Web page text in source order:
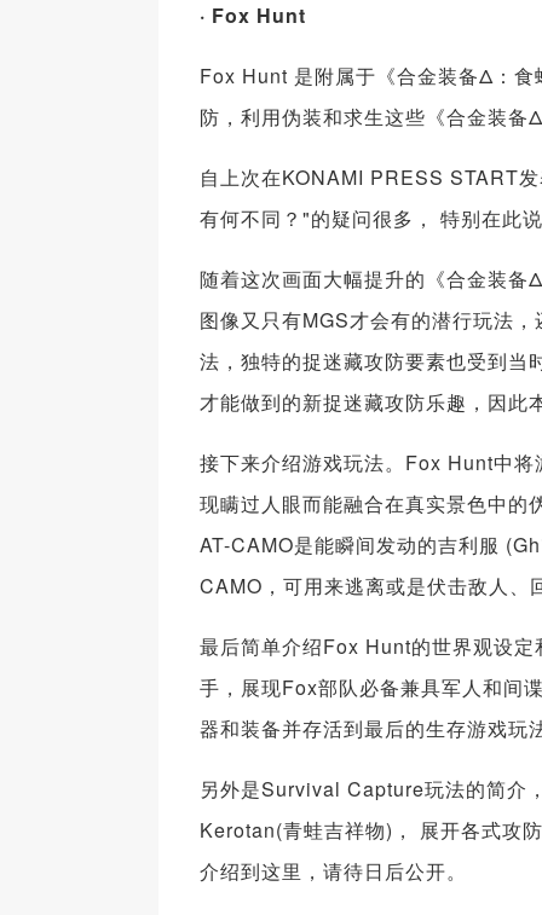
· Fox Hunt
Fox Hunt 是附属于《合金装备Δ：
防，利用伪装和求生这些《合金装
自上次在KONAMI PRESS START
有何不同？"的疑问很多， 特别在此
随着这次画面大幅提升的《合金装
图像又只有MGS才会有的潜行玩法
法，独特的捉迷藏攻防要素也受到
才能做到的新捉迷藏攻防乐趣，因
接下来介绍游戏玩法。Fox Hunt中
现瞒过人眼而能融合在真实景色中的
AT-CAMO是能瞬间发动的吉利服
CAMO，可用来逃离或是伏击敌人、
最后简单介绍Fox Hunt的世界观设
手，展现Fox部队必备兼具军人和间
器和装备并存活到最后的生存游戏玩
另外是Survival Capture玩法的简介
Kerotan(青蛙吉祥物)， 展开各式攻
介绍到这里，请待日后公开。